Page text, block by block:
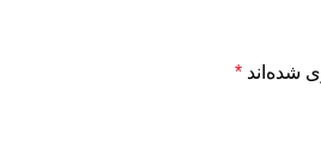
شده‌اند *